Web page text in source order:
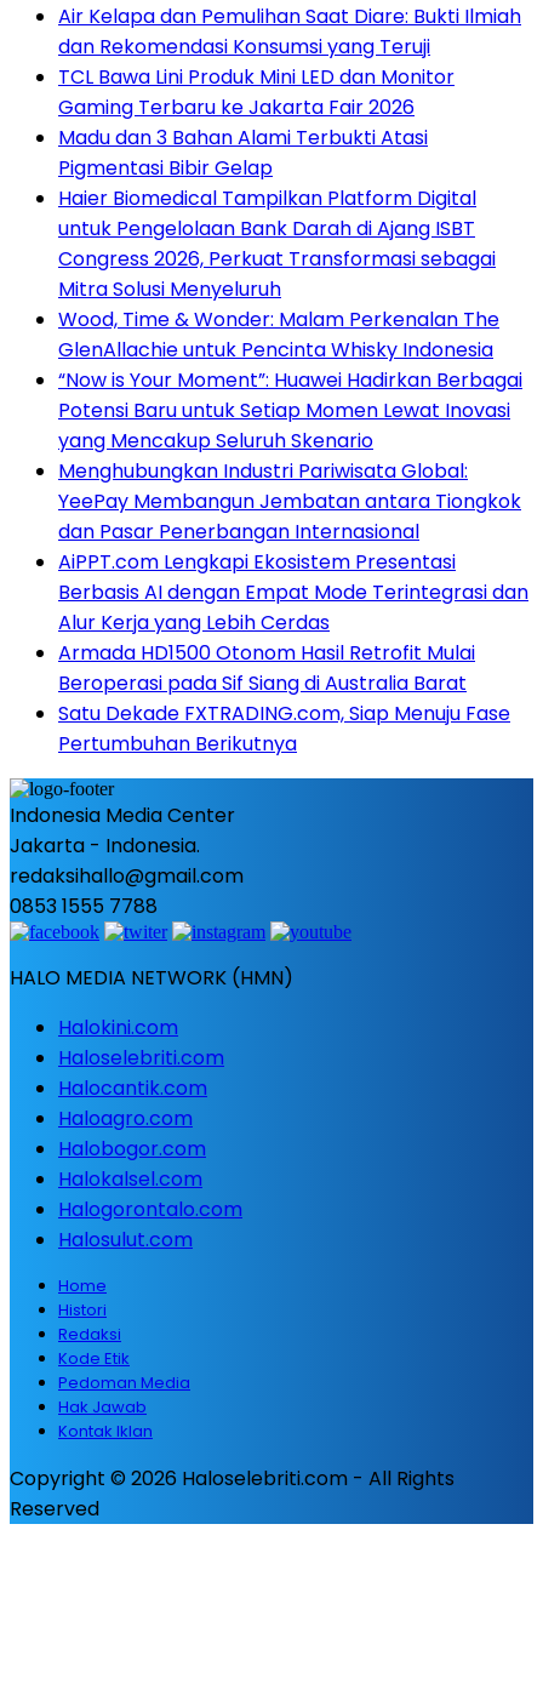
Air Kelapa dan Pemulihan Saat Diare: Bukti Ilmiah
dan Rekomendasi Konsumsi yang Teruji
TCL Bawa Lini Produk Mini LED dan Monitor
Gaming Terbaru ke Jakarta Fair 2026
Madu dan 3 Bahan Alami Terbukti Atasi
Pigmentasi Bibir Gelap
Haier Biomedical Tampilkan Platform Digital
untuk Pengelolaan Bank Darah di Ajang ISBT
Congress 2026, Perkuat Transformasi sebagai
Mitra Solusi Menyeluruh
Wood, Time & Wonder: Malam Perkenalan The
GlenAllachie untuk Pencinta Whisky Indonesia
“Now is Your Moment”: Huawei Hadirkan Berbagai
Potensi Baru untuk Setiap Momen Lewat Inovasi
yang Mencakup Seluruh Skenario
Menghubungkan Industri Pariwisata Global:
YeePay Membangun Jembatan antara Tiongkok
dan Pasar Penerbangan Internasional
AiPPT.com Lengkapi Ekosistem Presentasi
Berbasis AI dengan Empat Mode Terintegrasi dan
Alur Kerja yang Lebih Cerdas
Armada HD1500 Otonom Hasil Retrofit Mulai
Beroperasi pada Sif Siang di Australia Barat
Satu Dekade FXTRADING.com, Siap Menuju Fase
Pertumbuhan Berikutnya
Indonesia Media Center
Jakarta - Indonesia.
redaksihallo@gmail.com
0853 1555 7788
HALO MEDIA NETWORK (HMN)
Halokini.com
Haloselebriti.com
Halocantik.com
Haloagro.com
Halobogor.com
Halokalsel.com
Halogorontalo.com
Halosulut.com
Home
Histori
Redaksi
Kode Etik
Pedoman Media
Hak Jawab
Kontak Iklan
Copyright © 2026 Haloselebriti.com - All Rights
Reserved